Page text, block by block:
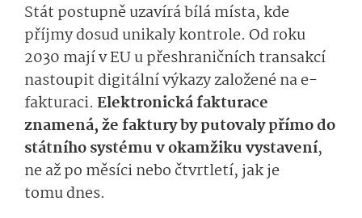
Stát postupně uzavírá bílá místa, kde
příjmy dosud unikaly kontrole. Od roku
2030 mají v EU u přeshraničních transakcí
nastoupit digitální výkazy založené na e-
fakturaci. Elektronická fakturace
znamená, že faktury by putovaly přímo do
státního systému v okamžiku vystavení,
ne až po měsíci nebo čtvrtletí, jak je
tomu dnes.